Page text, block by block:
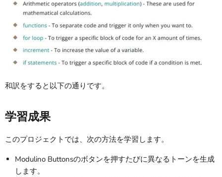
和訳をすると以下の通りです。
学習成果
このプロジェクトでは、次の方法を学習します。
Modulino Buttonsのボタンを押すたびに異なるトーンを生成
します。